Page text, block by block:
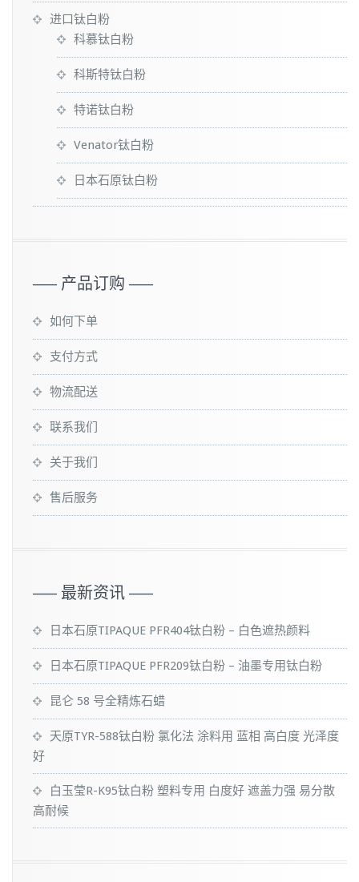
进口钛白粉
科慕钛白粉
科斯特钛白粉
特诺钛白粉
Venator钛白粉
日本石原钛白粉
—– 产品订购 —–
如何下单
支付方式
物流配送
联系我们
关于我们
售后服务
—– 最新资讯 —–
日本石原TIPAQUE PFR404钛白粉 – 白色遮热颜料
日本石原TIPAQUE PFR209钛白粉 – 油墨专用钛白粉
昆仑 58 号全精炼石蜡
天原TYR-588钛白粉 氯化法 涂料用 蓝相 高白度 光泽度
好
白玉莹R-K95钛白粉 塑料专用 白度好 遮盖力强 易分散
高耐候